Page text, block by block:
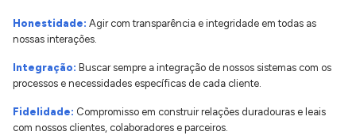
Honestidade: Agir com transparência e integridade em todas as
nossas interações.
Integração: Buscar sempre a integração de nossos sistemas com os
processos e necessidades específicas de cada cliente.
Fidelidade: Compromisso em construir relações duradouras e leais
com nossos clientes, colaboradores e parceiros.